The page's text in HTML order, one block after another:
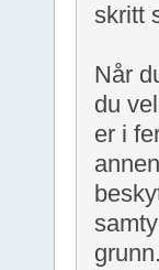
skritt
Når
du
er i